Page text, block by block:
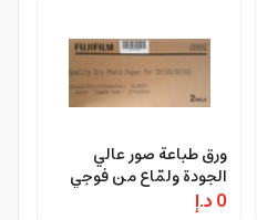
ورق طباعة صور عالي
الجودة ولمّاع من فوجي
0 د.إ